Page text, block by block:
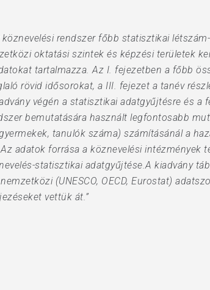
rendszer főbb statisztikai
oktatási szintek és képzési területek
tartalmazza. Az I. fejezetben a főbb
rövid idősorokat, a III. fejezet a tanév
végén a statisztikai adatgyűjtésre és a
bemutatására használt legfontosabb
tanulók száma) számításánál a
adatok forrása a köznevelési intézmények
statisztikai adatgyűjtése.A kiadvány
(UNESCO, OECD, Eurostat)
vettük át.”